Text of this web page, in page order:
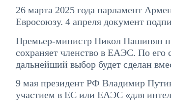
26 марта 2025 года парламент
Евросоюзу. 4 апреля документ
Премьер-министр Никол Пашинян
сохраняет членство в ЕАЭС. По его
дальнейший выбор будет сделан
9 мая президент РФ Владимир
участием в ЕС или ЕАЭС «для